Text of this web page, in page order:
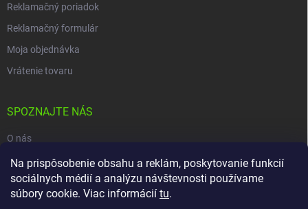
Na prispôsobenie obsahu a reklám, poskytovanie funkcií
sociálnych médií a analýzu návštevnosti používame
súbory cookie. Viac informácií tu.
Reklamačný poriadok
Reklamačný formulár
Moja objednávka
Vrátenie tovaru
SPOZNAJTE NÁS
O nás
Naša predajňa
Kontakty